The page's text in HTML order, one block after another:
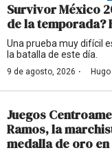
Survivor México
de la temporada?
Una prueba muy difícil
la batalla de este día.
9 de agosto, 2026 ·
Juegos
Ramos, la
medalla de oro